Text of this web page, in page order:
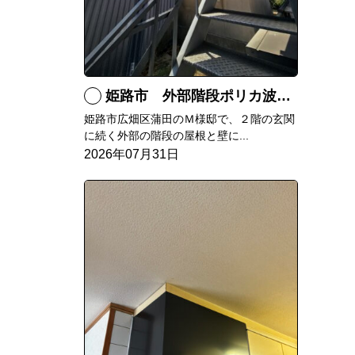
姫路市 外部階段ポリカ波板張替工事
姫路市広畑区蒲田のＭ様邸で、２階の玄関
に続く外部の階段の屋根と壁に...
2026年07月31日